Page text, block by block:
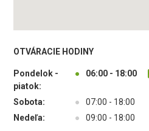
OTVÁRACIE HODINY
Pondelok -
piatok:
● 06:00 - 18:00
Sobota: ●
07:00 - 18:00
Nedeľa:
● 09:00 - 18:00